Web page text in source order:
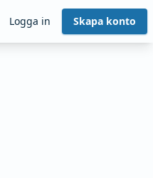
Logga in Skapa konto